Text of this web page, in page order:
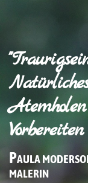
PAULA
MALERIN